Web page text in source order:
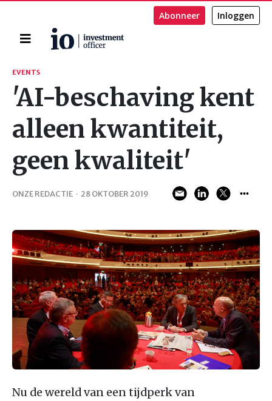
Home
Abonneer Inloggen
Zoeken
EVENTS
'AI-beschaving kent
alleen kwantiteit,
geen kwaliteit'
ONZE REDACTIE · 28 OKTOBER 2019
Nu de wereld van een tijdperk van